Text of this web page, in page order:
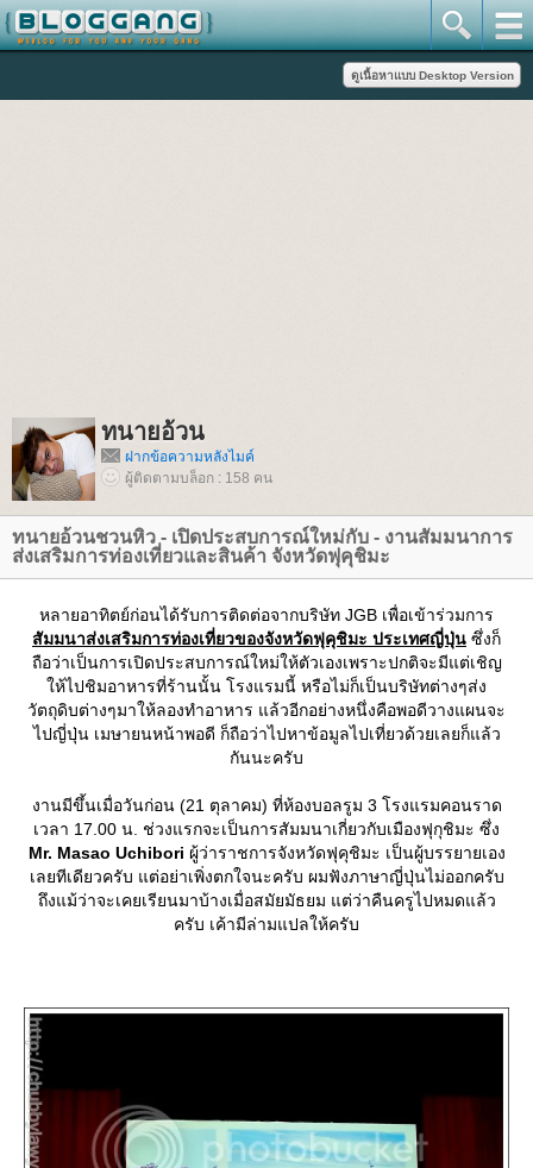
ทนายอ้วน
ฝากข้อความหลังไมค์
ผู้ติดตามบล็อก : 158 คน
ทนายอ้วนชวนหิว - เปิดประสบการณ์ใหม่กับ - งานสัมมนาการ
ส่งเสริมการท่องเที่ยวและสินค้า จังหวัดฟุคุชิมะ
หลายอาทิตย์ก่อนได้รับการติดต่อจากบริษัท JGB เพื่อเข้าร่วมการ
สัมมนาส่งเสริมการท่องเที่ยวของจังหวัดฟุคุชิมะ ประเทศญี่ปุ่น ซึ่งก็
ถือว่าเป็นการเปิดประสบการณ์ใหม่ให้ตัวเองเพราะปกติจะมีแต่เชิญ
ห้ไปชิมอาหารที่ร้านนั้น โรงแรมนี้ หรือไม่ก็เป็นบริษัทต่างๆส่ง
วัตถุดิบต่างๆมาให้ลองทำอาหาร แล้วอีกอย่างหนึ่งคือพอดีวางแผนจะ
ไปญี่ปุ่น เมษายนหน้าพอดี ก็ถือว่าไปหาข้อมูลไปเที่ยวด้วยเลยก็แล้ว
กันนะครับ
งานมีขึ้นเมื่อวันก่อน (21 ตุลาคม) ที่ห้องบอลรูม 3 โรงแรมคอนราด
เวลา 17.00 น. ช่วงแรกจะเป็นการสัมมนาเกี่ยวกับเมืองฟุกุชิมะ ซึ่ง
Mr. Masao Uchibori ผู้ว่าราชการจังหวัดฟุคุชิมะ เป็นผู้บรรยายเอง
เลยทีเดียวครับ แต่อย่าเพิ่งตกใจนะครับ ผมฟังภาษาญี่ปุ่นไม่ออกครับ
ถึงแม้ว่าจะเคยเรียนมาบ้างเมื่อสมัยมัธยม แต่ว่าคืนครูไปหมดแล้ว
ครับ เค้ามีล่ามแปลให้ครับ